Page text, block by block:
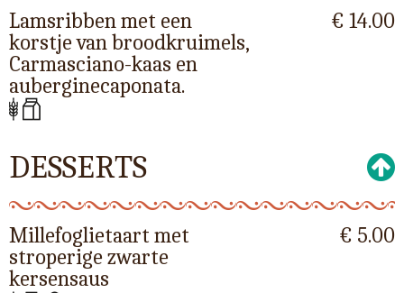
Lamsribben met een
korstje van broodkruimels,
Carmasciano-kaas en
auberginecaponata.
€ 14.00
DESSERTS
Millefoglietaart met
stroperige zwarte
kersensaus
€ 5.00